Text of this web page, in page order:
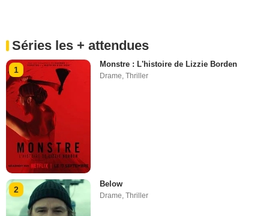
Séries les + attendues
1
Monstre : L'histoire de Lizzie Borden
Drame,Thriller
2
Below
Drame ,Thriller